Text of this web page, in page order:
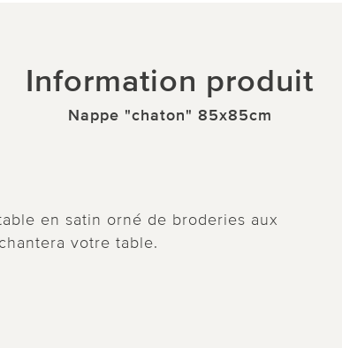
Information produit
Nappe "chaton" 85x85cm
en satin orné de broderies aux
votre table.